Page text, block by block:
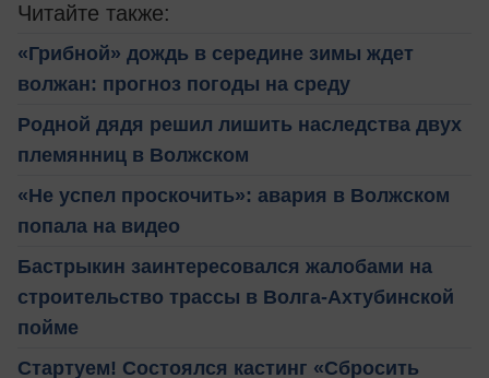
Читайте также:
«Грибной» дождь в середине зимы ждет
волжан: прогноз погоды на среду
Родной дядя решил лишить наследства двух
племянниц в Волжском
«Не успел проскочить»: авария в Волжском
попала на видео
Бастрыкин заинтересовался жалобами на
строительство трассы в Волга-Ахтубинской
пойме
Стартуем! Состоялся кастинг «Сбросить